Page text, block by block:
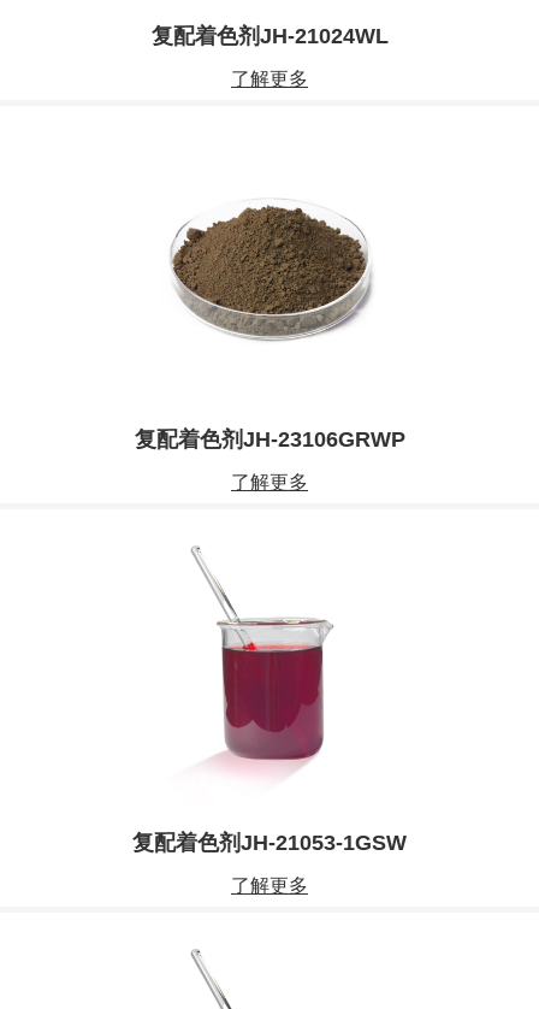
复配着色剂JH-21024WL
了解更多
复配着色剂JH-23106GRWP
了解更多
复配着色剂JH-21053-1GSW
了解更多